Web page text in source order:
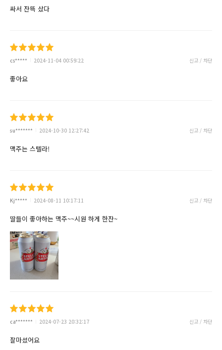
싸서 잔뜩 샀다
cs***** 2024-11-04 00:59:22 신고 / 차단
좋아요
su******* 2024-10-30 12:27:42 신고 / 차단
맥주는 스텔라!
Kj***** 2024-08-11 10:17:11 신고 / 차단
딸들이 좋아하는 맥주~~시원 하게 한잔~
ca******* 2024-07-23 20:32:17 신고 / 차단
잘마셨어요